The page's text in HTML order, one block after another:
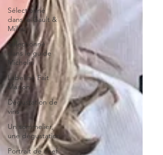
Sélectionné
dans le Gault &
Millau
Sélectionné
dans le guide
Michelin
Labellisé Fait
Maison
Dégustation de
vins
Un sommelier,
une dégustation
Portrait de chef